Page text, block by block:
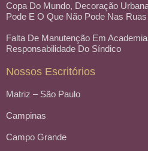
Copa Do Mundo, Decoração
Pode E O Que Não Pode Nas
Falta De Manutenção Em
Responsabilidade Do Síndico
Nossos Escritórios
Matriz – São Paulo
Campinas
Campo Grande